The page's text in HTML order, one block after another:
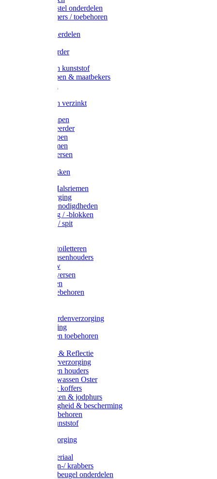
Koerugborstel onderdelen
Kalveremmers / toebehoren
Koelift onderdelen
Uieronthaarder
Voerbakken kunststof
Voerscheppen & maatbekers
Voerbakken verzinkt
Warmtelampen
Staartcoupeerder
Biggenkappen
Neuskrammen
Varken diversen
Varkensbakken
Halsters / Halsriemen
Hoefverzorging
Lammer benodigdheden
Ramdektuig / -blokken
Vastzetpen / spit
Poetsen & toiletteren
Zadel-/Trensenhouders
Halstertouw
Halsters diversen
Hoofdstellen
Zadel & toebehoren
Rapide paardenverzorging
Ruiter kleding
Hoofdstellen toebehoren
Verlichting & Reflectie
Rapide leerverzorging
Likstenen en houders
Poetsen & wassen Oster
Poetssets & koffers
Ruiter laarzen & jodphurs
Ruiter veiligheid & bescherming
Ruiter - toebehoren
Voerbak kunststof
Klauwverzorging
Injectiemateriaal
Hoefmessen-/ krabbers
Hoefbekapbeugel onderdelen